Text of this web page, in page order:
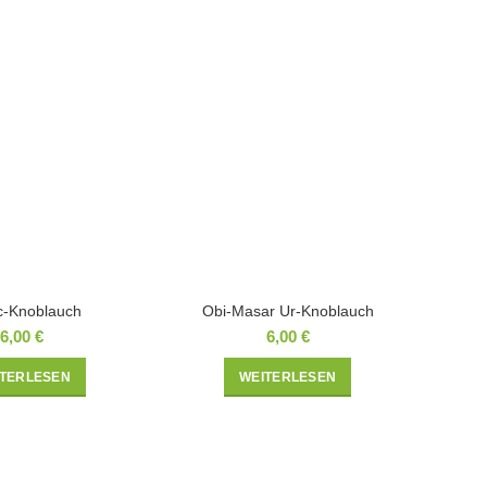
Knoblauch
6,00€
Obi-Masar Ur-Knoblauch
6,00 €
WEITERLESEN